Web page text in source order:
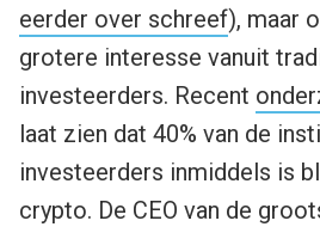
eerder over schreef), maar
grotere interesse vanuit
investeerders. Recent
laat zien dat 40% van de
investeerders inmiddels is
crypto. De CEO van de